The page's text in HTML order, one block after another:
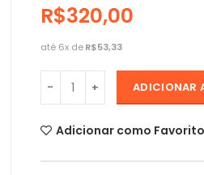
R$
R$
ADICIONAR
Adicionar como Favorito